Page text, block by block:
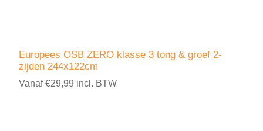
Europees OSB ZERO klasse 3 tong & groef 2-
zijden 244x122cm
Vanaf €29,99 incl. BTW